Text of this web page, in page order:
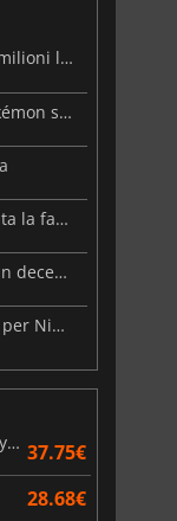
Resident Evil: Veronica ha già superato i 2 milioni liste dei desideri
Beast of Reincarnation: lo studio dietro Pokémon su una nuova strada
Warhammer 40.000: Dawn of War 4 presenta la fazione dei Necron
Forsaken Realms: Vahrin's Call esce dopo un decennio di sviluppo
Annunciato ufficialmente il DLC Hell Rising per Nioh 3
Assassin's Creed Black Flag Resynced 37.75€
28.68€